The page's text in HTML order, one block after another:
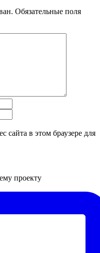
Обязательные поля
сайта в этом браузере для
проекту